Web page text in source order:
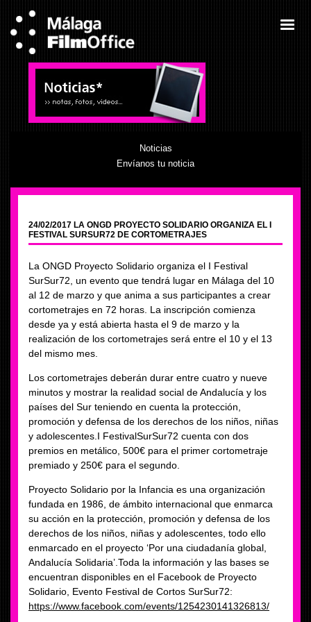
Noticias
Envíanos tu noticia
24/02/2017 LA ONGD PROYECTO SOLIDARIO ORGANIZA EL I
FESTIVAL SURSUR72 DE CORTOMETRAJES
La ONGD Proyecto Solidario organiza el I Festival
SurSur72, un evento que tendrá lugar en Málaga del 10
al 12 de marzo y que anima a sus participantes a crear
cortometrajes en 72 horas. La inscripción comienza
desde ya y está abierta hasta el 9 de marzo y la
realización de los cortometrajes será entre el 10 y el 13
del mismo mes.
Los cortometrajes deberán durar entre cuatro y nueve
minutos y mostrar la realidad social de Andalucía y los
países del Sur teniendo en cuenta la protección,
promoción y defensa de los derechos de los niños, niñas
y adolescentes.I FestivalSurSur72 cuenta con dos
premios en metálico, 500€ para el primer cortometraje
premiado y 250€ para el segundo.
Proyecto Solidario por la Infancia es una organización
fundada en 1986, de ámbito internacional que enmarca
su acción en la protección, promoción y defensa de los
derechos de los niños, niñas y adolescentes, todo ello
enmarcado en el proyecto ‘Por una ciudadanía global,
Andalucía Solidaria’.Toda la información y las bases se
encuentran disponibles en el Facebook de Proyecto
Solidario, Evento Festival de Cortos SurSur72:
https://www.facebook.com/events/1254230141326813/